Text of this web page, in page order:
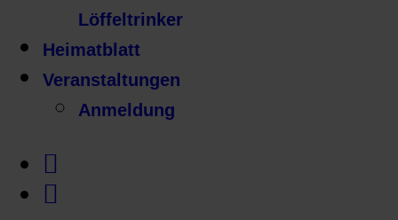
Löffeltrinker
Heimatblatt
Veranstaltungen
Anmeldung